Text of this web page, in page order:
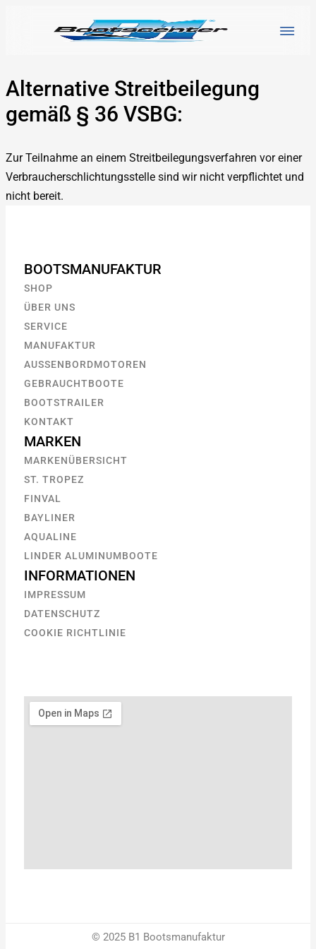
Alternative Streitbeilegung
gemäß § 36 VSBG:
Zur Teilnahme an einem Streitbeilegungsverfahren vor einer
Verbraucherschlichtungsstelle sind wir nicht verpflichtet und
nicht bereit.
BOOTSMANUFAKTUR
SHOP
ÜBER UNS
SERVICE
MANUFAKTUR
AUSSENBORDMOTOREN
GEBRAUCHTBOOTE
BOOTSTRAILER
KONTAKT
MARKEN
MARKENÜBERSICHT
ST. TROPEZ
FINVAL
BAYLINER
AQUALINE
LINDER ALUMINUMBOOTE
INFORMATIONEN
IMPRESSUM
DATENSCHUTZ
COOKIE RICHTLINIE
© 2025 B1 Bootsmanufaktur